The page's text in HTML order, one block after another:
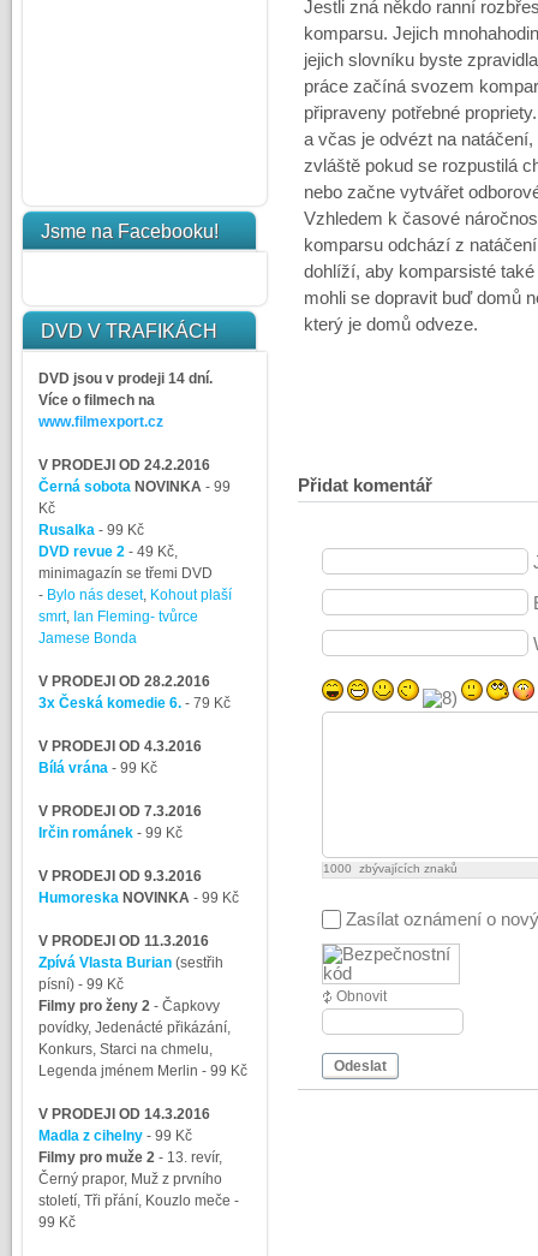
Jsme na Facebooku!
DVD V TRAFIKÁCH
DVD jsou v prodeji 14 dní.
Více o filmech na
www.filmexport.cz
V PRODEJI OD 24.2.2016
Černá sobotaNOVINKA - 99
Kč
Rusalka- 99 Kč
DVD revue 2- 49 Kč,
minimagazín se třemi DVD
- Bylo nás deset, Kohout plaší
smrt, Ian Fleming- tvůrce
Jamese Bonda
V PRODEJI OD 28.2.2016
3x Česká komedie 6. - 79 Kč
V PRODEJI OD 4.3.2016
Bílá vrána- 99 Kč
V PRODEJI OD 7.3.2016
Irčin románek - 99 Kč
V PRODEJI OD 9.3.2016
HumoreskaNOVINKA - 99 Kč
V PRODEJI OD 11.3.2016
Zpívá Vlasta Burian (sestřih
písní) - 99 Kč
Filmy pro ženy 2- Čapkovy
povídky, Jedenácté přikázání,
Konkurs, Starci na chmelu,
Legenda jménem Merlin - 99 Kč
V PRODEJI OD 14.3.2016
Madla z cihelny - 99 Kč
Filmy pro muže 2- 13. revír,
Černý prapor, Muž z prvního
století, Tři přání, Kouzlo meče -
99 Kč
Jestli zná někdo ranní
komparsu. Jejich
jejich slovníku byste
práce začíná svozem
připraveny potřebné
a včas je odvézt na
zvláště pokud se rozpustilá
nebo začne vytvářet
Vzhledem k časové
komparsu odchází z
dohlíží, aby komparsisté
mohli se dopravit buď domů
který je domů odveze.
Přidat komentář
1000 zbývajících znaků
Zasílat oznámení o
Obnovit
Odeslat